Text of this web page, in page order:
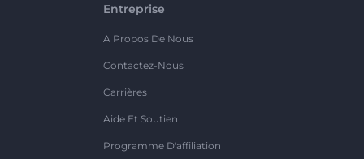
Entreprise
A Propos De Nous
Contactez-Nous
Carrières
Aide Et Soutien
Programme D'affiliation